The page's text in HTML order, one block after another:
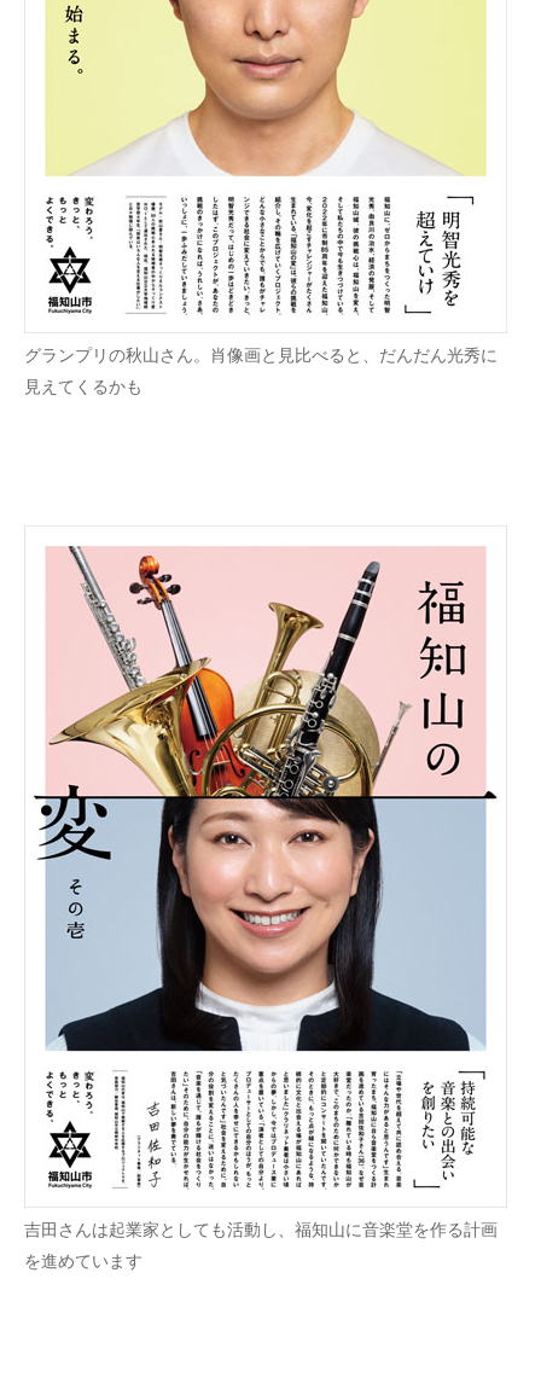
グランプリの秋山さん。肖像画と見比べると、だんだん光秀に
見えてくるかも
吉田さんは起業家としても活動し、福知山に音楽堂を作る計画
を進めています